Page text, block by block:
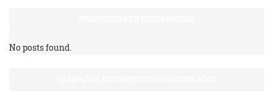
No posts found.